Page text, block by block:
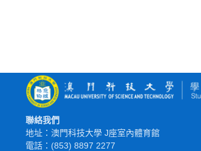
聯絡我們
地址：澳門科技大學 J座室內體育館
電話：(853) 8897 2277